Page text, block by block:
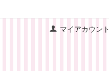
マイアカウント